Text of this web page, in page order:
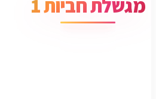
מגשלת חביות 1